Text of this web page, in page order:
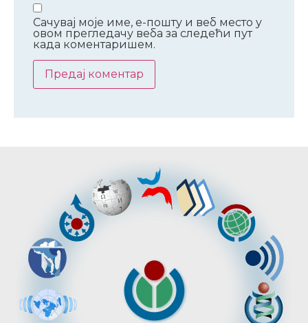
Сачувај моје име, е-пошту и веб место у
овом прегледачу веба за следећи пут
када коментаришем.